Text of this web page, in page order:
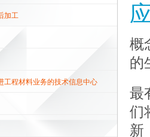
加工
工程材料业务的技术信息中心
概
的
最
们
新